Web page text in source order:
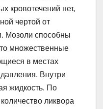
кровотечений нет,
чертой от
Мозоли способны
множественные
в местах
Внутри
жидкость. По
ликвора